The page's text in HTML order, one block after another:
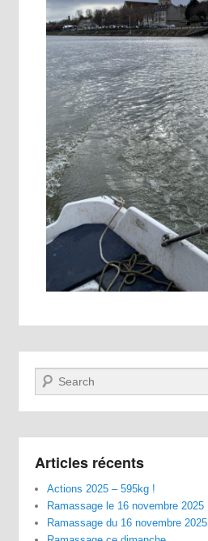
Recherche
Articles récents
Actions 2025 – 595kg !
Ramassage le 16 novembre 2025
Ramassage du 16 novembre 2025